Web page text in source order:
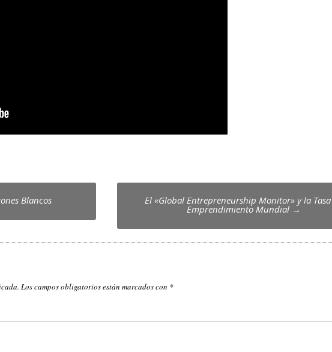
Blancos El «Global Entrepreneurship Monitor» y la
Emprendimiento Mundial →
Los campos obligatorios están marcados con *